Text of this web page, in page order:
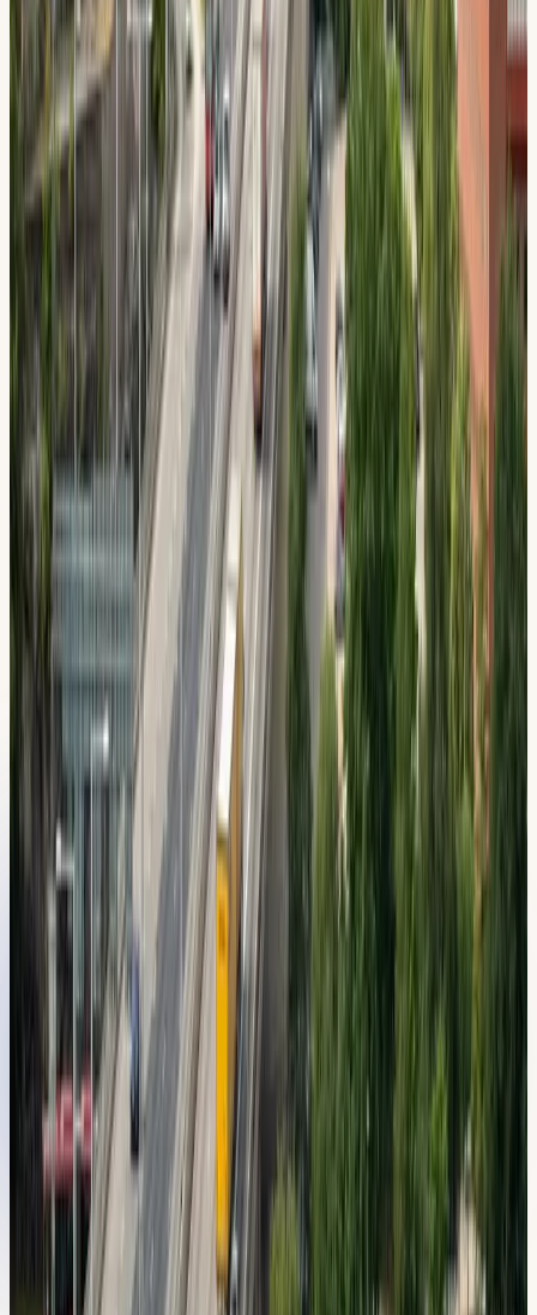
dig placering, avläsning av trafikrytm och samspel med
bussar i kollektivkörfält.
När grunderna sitter tar vi steget ut på Storängsleden och
vidare mot E4/E20 vid Kungens kurva: motorvägspåfarter,
filbyten och hastighetsanpassning i högt tempo. Just den
kombinationen av villakvarter, huvudled och motorväg inom
några minuters körning gör Huddinge till en effektiv plats
att ta körkort på. Parkeringsträning sker gärna vid
Huddinge centrum, där både snedparkering och
fickparkering finns i verklig miljö.
Vi tar elever från hela Huddinge
Bland annat från dessa delområden och grannkvarter:
FullerstaSjödalen Snättringe Visättra
Stuvsta
Boka testlektion
Lokal körmiljö
Vad du fåröva påhär
Vi tränar dig på de specifika platser och trafiksituationer du
Huddinge — inte bara det som står i teoriboken.
Rondeller och signalkorsningar längs
Huddingevägen (väg 226)
Motorvägspåfart och filbyten på E4/E20 vid
Kungens kurva
Samspel med bussar och kollektivkörfält kring
Huddinge centrum
Fickparkering och parkeringshus vid Huddinge
station
Populära utbildningar för dig i
Huddinge
Oavsett om du är nybörjare eller vill ta körkortet snabbt, vi
har upplägget. Allt utgår från vår lokal i
Flemingsberg .
Körlektioner bil